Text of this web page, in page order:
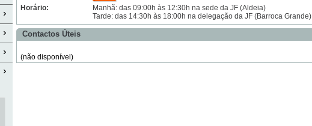
Horário:
Manhã: das 09:00h às 12:30h na sede da JF (Aldeia)
Tarde: das 14:30h às 18:00h na delegação da JF (Barroca Grande)
Contactos Úteis
(não disponível)